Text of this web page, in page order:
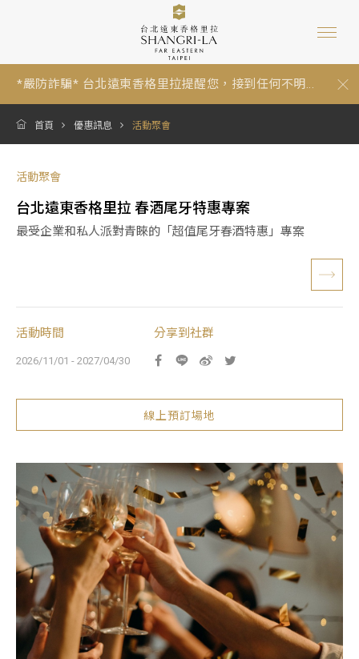
活動聚會
台北遠東香格里拉 春酒尾牙特惠專案
最受企業和私人派對青睞的「超值尾牙春酒特惠」專案
活動時間
2026/11/01 - 2027/04/30
分享到社群
線上預訂場地
首頁 優惠訊息 活動聚會
*嚴防詐騙* 台北遠東香格里拉提醒您，接到任何不明...
【暑假期間泳池營運與年度維修調整通知 Summer P...
跟著香格里拉一起環保愛地球：為因應《中華民國環...
*嚴防詐騙* 台北遠東香格里拉提醒您，接到任何不明...
【暑假期間泳池營運與年度維修調整通知 Summer P...